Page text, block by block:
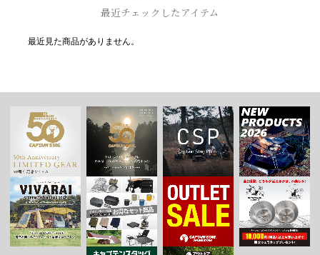
最近チェックしたアイテム
最近見た商品がありません。